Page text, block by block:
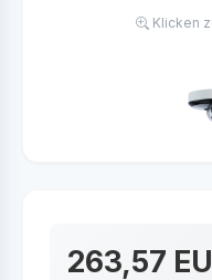
Klicken
263,57